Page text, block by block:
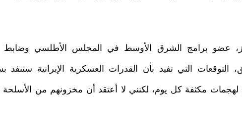
عضو برامج الشرق الأوسط في المجلس الأطلسي وضابط
التوقعات التي تفيد بأن القدرات العسكرية الإيرانية
لهجمات مكثفة كل يوم، لكنني لا أعتقد أن مخزونهم من الأسلحة